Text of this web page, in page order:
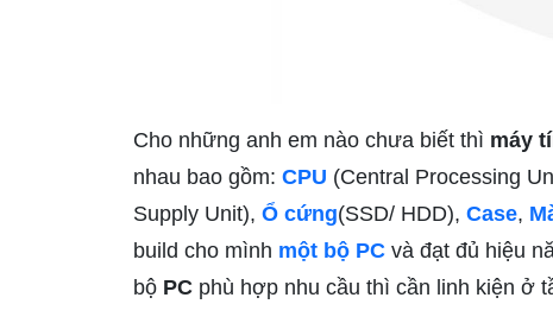
Cho những anh em nào chưa biết thì máy
nhau bao gồm: CPU (Central Processing
Supply Unit), Ổ cứng(SSD/ HDD), Case,
build cho mình một bộ PC và đạt đủ hiệu
bộ PC phù hợp nhu cầu thì cần linh kiện ở